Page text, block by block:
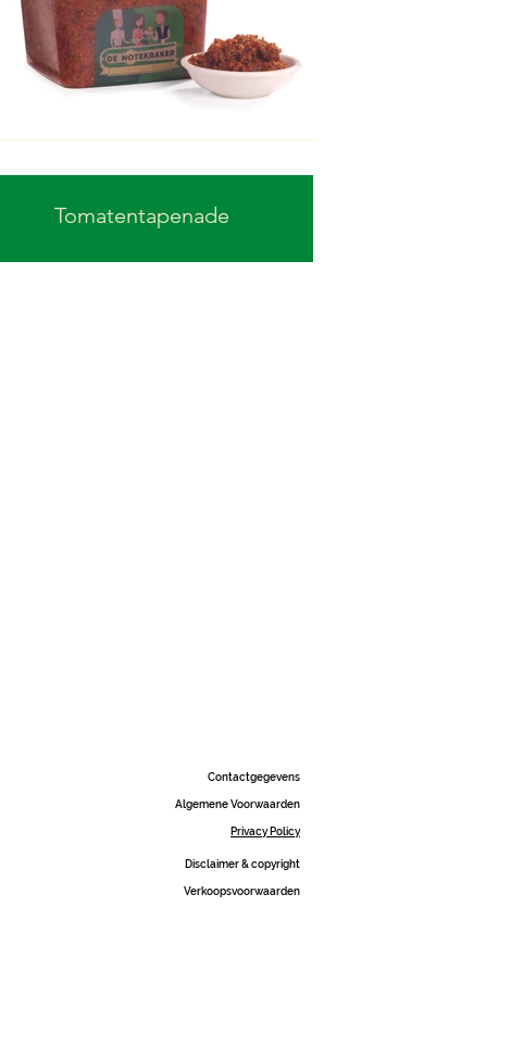
Tomatentapenade
Contactgegevens
Algemene Voorwaarden
Privacy Policy
Disclaimer & copyright
Verkoopsvoorwaarden